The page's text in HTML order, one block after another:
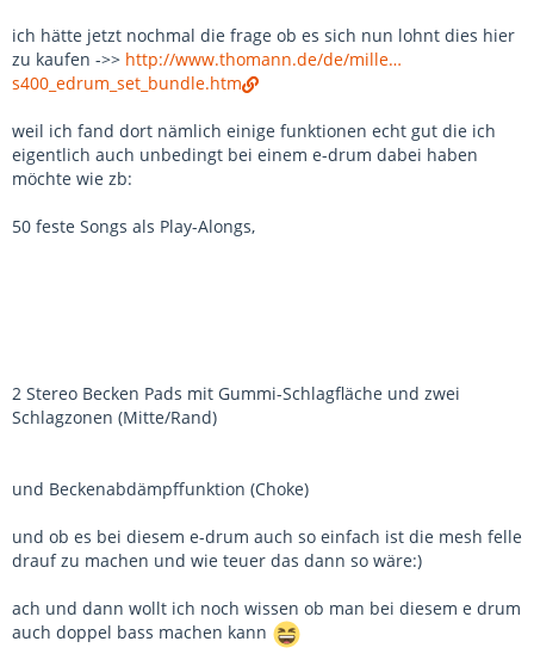
ich hätte jetzt nochmal die frage ob es sich nun lohnt dies hier
zu kaufen ->> http://www.thomann.de/de/mille…
s400_edrum_set_bundle.htm
weil ich fand dort nämlich einige funktionen echt gut die ich
eigentlich auch unbedingt bei einem e-drum dabei haben
möchte wie zb:
50 feste Songs als Play-Alongs,
2 Stereo Becken Pads mit Gummi-Schlagfläche und zwei
Schlagzonen (Mitte/Rand)
und Beckenabdämpffunktion (Choke)
und ob es bei diesem e-drum auch so einfach ist die mesh felle
drauf zu machen und wie teuer das dann so wäre:)
ach und dann wollt ich noch wissen ob man bei diesem e drum
auch doppel bass machen kann